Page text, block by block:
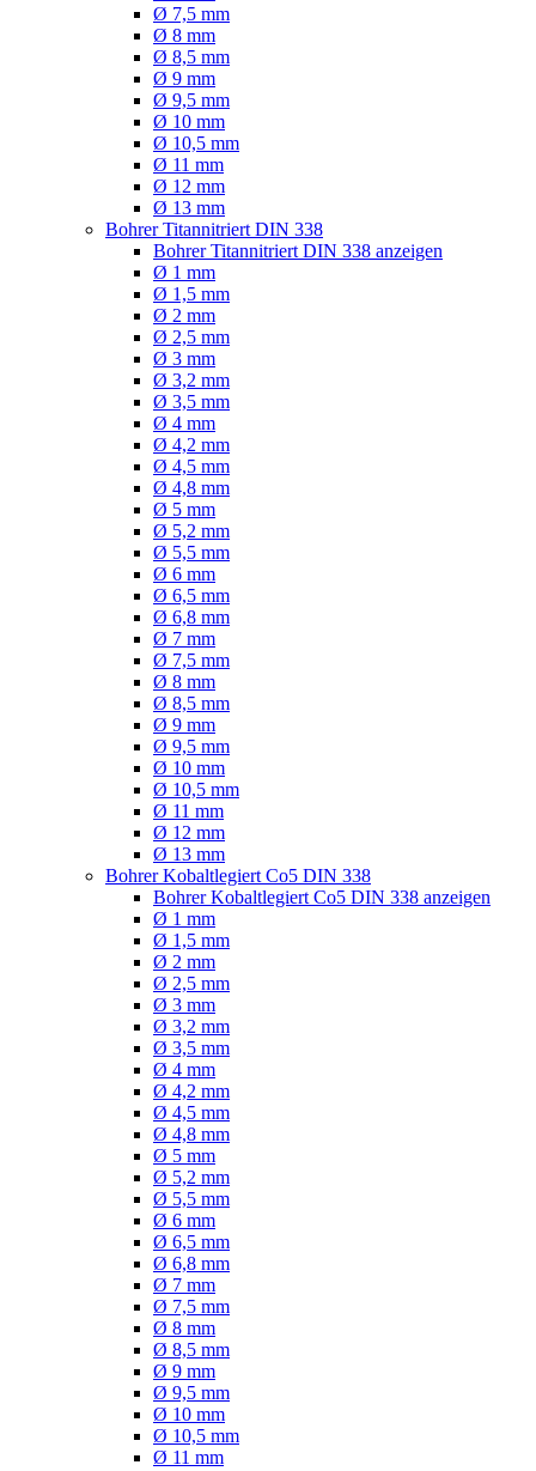
Ø 7,5 mm
Ø 8 mm
Ø 8,5 mm
Ø 9 mm
Ø 9,5 mm
Ø 10 mm
Ø 10,5 mm
Ø 11 mm
Ø 12 mm
Ø 13 mm
Bohrer Titannitriert DIN 338
Bohrer Titannitriert DIN 338 anzeigen
Ø 1 mm
Ø 1,5 mm
Ø 2 mm
Ø 2,5 mm
Ø 3 mm
Ø 3,2 mm
Ø 3,5 mm
Ø 4 mm
Ø 4,2 mm
Ø 4,5 mm
Ø 4,8 mm
Ø 5 mm
Ø 5,2 mm
Ø 5,5 mm
Ø 6 mm
Ø 6,5 mm
Ø 6,8 mm
Ø 7 mm
Ø 7,5 mm
Ø 8 mm
Ø 8,5 mm
Ø 9 mm
Ø 9,5 mm
Ø 10 mm
Ø 10,5 mm
Ø 11 mm
Ø 12 mm
Ø 13 mm
Bohrer Kobaltlegiert Co5 DIN 338
Bohrer Kobaltlegiert Co5 DIN 338 anzeigen
Ø 1 mm
Ø 1,5 mm
Ø 2 mm
Ø 2,5 mm
Ø 3 mm
Ø 3,2 mm
Ø 3,5 mm
Ø 4 mm
Ø 4,2 mm
Ø 4,5 mm
Ø 4,8 mm
Ø 5 mm
Ø 5,2 mm
Ø 5,5 mm
Ø 6 mm
Ø 6,5 mm
Ø 6,8 mm
Ø 7 mm
Ø 7,5 mm
Ø 8 mm
Ø 8,5 mm
Ø 9 mm
Ø 9,5 mm
Ø 10 mm
Ø 10,5 mm
Ø 11 mm